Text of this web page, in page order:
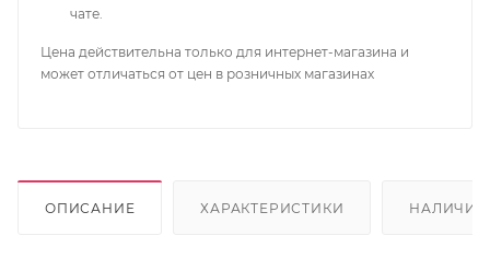
чате.
Цена действительна только для интернет-магазина и
может отличаться от цен в розничных магазинах
ОПИСАНИЕ ХАРАКТЕРИСТИКИ НАЛИЧИЕ